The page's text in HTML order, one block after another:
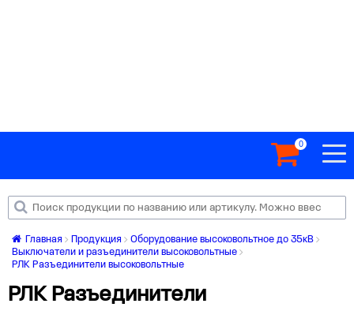
0
Главная Продукция
Оборудование высоковольтное до 35кВ
Выключатели и разъединители высоковольтные
РЛК Разъединители высоковольтные
РЛК Разъединители